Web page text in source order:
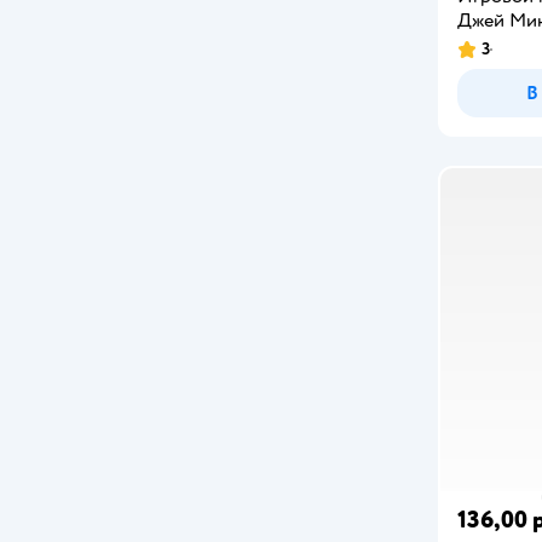
Джей
3
В
136,00